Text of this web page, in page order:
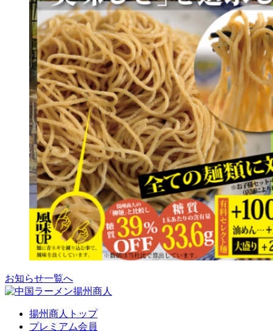
お知らせ一覧へ
揚州商人トップ
プレミアム会員